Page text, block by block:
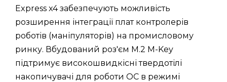
Express x4 забезпечують можливість
розширення інтеграції плат контролерів
роботів (маніпуляторів) на промисловому
ринку. Вбудований роз'єм M.2 M-Key
підтримує високошвидкісні твердотілі
накопичувачі для роботи ОС в режимі